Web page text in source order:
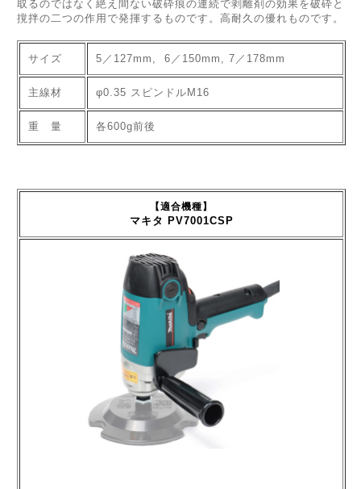
取るのではなく絶え間ない破砕痕の連続で剥離剤の効果を破砕と
撹拌の二つの作用で発揮するものです。高耐久の優れものです。
サイズ 5／127mm, 6／150mm, 7／178mm
主線材 φ0.35 スピンドルM16
重 量 各600g前後
【適合機種】
マキタ PV7001CSP